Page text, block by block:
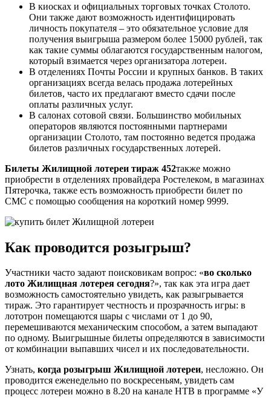
В киосках и официальных торговых точках Столото.
Они также дают возможность идентифицировать
личность покупателя – это обязательное условие для
получения выигрыша размером более 15000 рублей, так
как такие суммы облагаются государственным налогом,
который взимается через организатора лотереи.
В отделениях Почты России и крупных банков. В таких
организациях всегда велась продажа лотерейных
билетов, часто их предлагают вместо сдачи после
оплаты различных услуг.
В салонах сотовой связи. Большинство мобильных
операторов являются постоянными партнерами
организации Столото, там постоянно ведется продажа
билетов различных государственных лотерей.
Билеты Жилищной лотереи тираж 452также можно
приобрести в отделениях провайдера Ростелеком, в магазинах
Пятерочка, также есть возможность приобрести билет по
СМС с помощью сообщения на короткий номер 9999.
Как проводится розыгрыш?
Участники часто задают поисковикам вопрос: «во сколько
лото Жилищная лотерея сегодня?», так как эта игра дает
возможность самостоятельно увидеть, как разыгрывается
тираж. Это гарантирует честность и прозрачность игры: в
лототрон помещаются шары с числами от 1 до 90,
перемешиваются механическим способом, а затем выпадают
по одному. Выигрышные билеты определяются в зависимости
от комбинации выпавших чисел и их последовательности.
Узнать, когда розыгрыш Жилищной лотереи, несложно. Он
проводится еженедельно по воскресеньям, увидеть сам
процесс лотереи можно в 8.20 на канале НТВ в программе «У